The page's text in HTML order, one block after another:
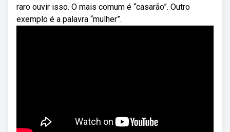
raro ouvir isso. O mais comum é “casarão”. Outro
exemplo é a palavra “mulher”.